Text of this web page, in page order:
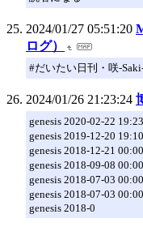
2024/01/27 05:51:20
ログ）
#だいたい日刊・咲-
2024/01/26 21:23:24
genesis 2020-02-22
genesis 2019-12-20
genesis 2018-12-21
genesis 2018-09-08
genesis 2018-07-03
genesis 2018-07-03
genesis 2018-0